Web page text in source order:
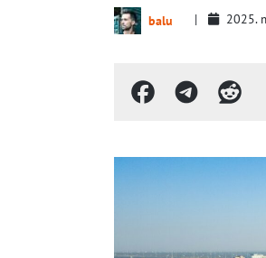
balu 2025.